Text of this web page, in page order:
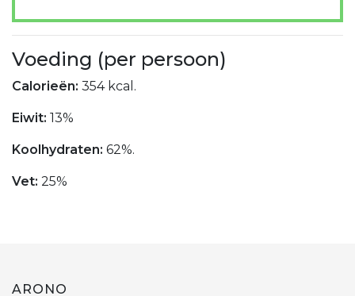
Voeding (per persoon)
Calorieën: 354 kcal.
Eiwit: 13%
Koolhydraten: 62%.
Vet: 25%
ARONO